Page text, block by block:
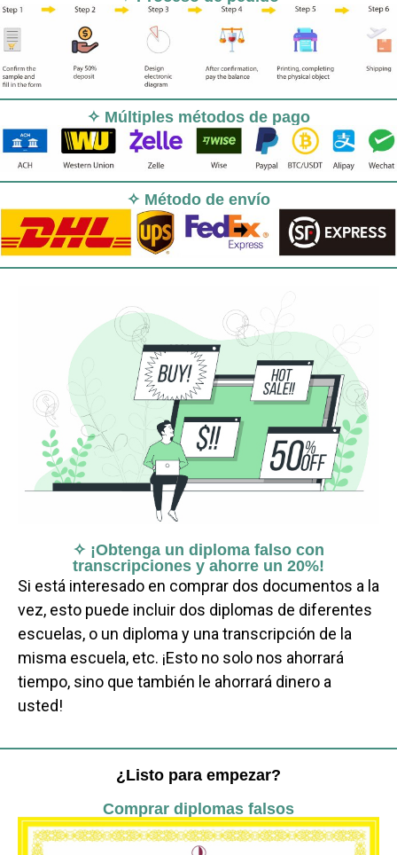
✧ Múltiples métodos de pago
✧ Método de envío
✧ ¡Obtenga un diploma falso con
transcripciones y ahorre un 20%!
Si está interesado en comprar dos documentos a la
vez, esto puede incluir dos diplomas de diferentes
escuelas, o un diploma y una transcripción de la
misma escuela, etc. ¡Esto no solo nos ahorrará
tiempo, sino que también le ahorrará dinero a
usted!
¿Listo para empezar?
Comprar diplomas falsos